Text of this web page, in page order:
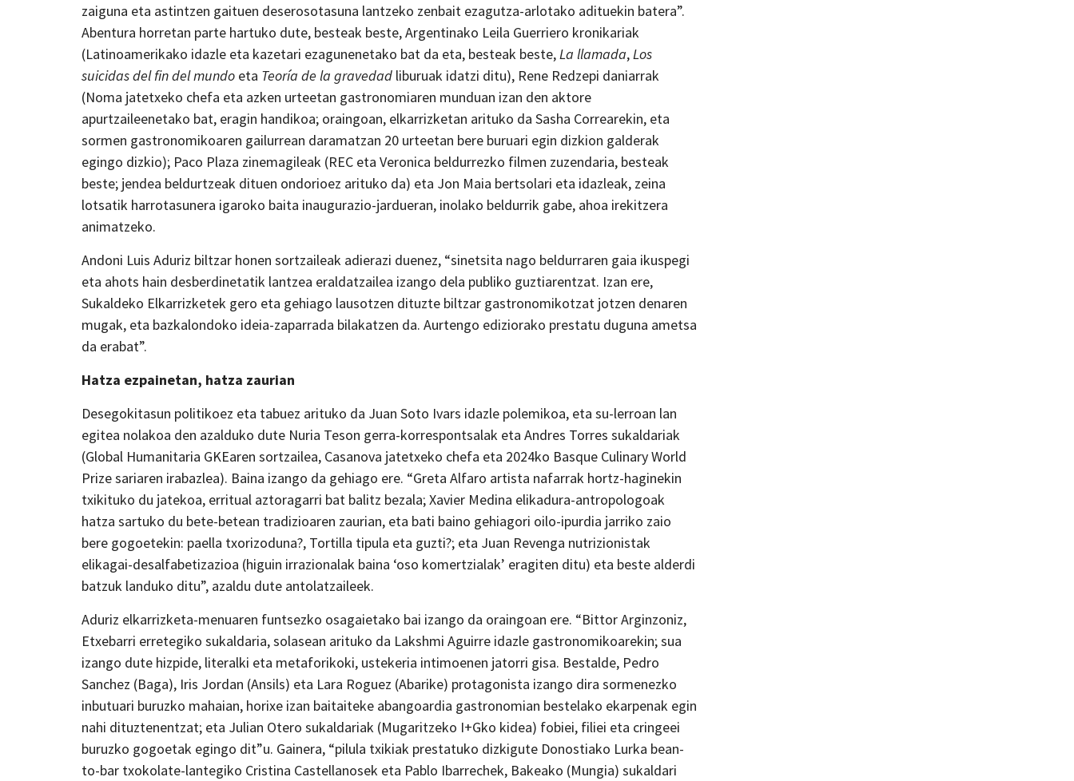
zaiguna eta astintzen gaituen deserosotasuna lantzeko zenbait ezagutza-arlotako adituekin batera”.
Abentura horretan parte hartuko dute, besteak beste, Argentinako Leila Guerriero kronikariak
(Latinoamerikako idazle eta kazetari ezagunenetako bat da eta, besteak beste,La llamada,Los
suicidas del fin del mundo eta Teoría de la gravedad liburuak idatzi ditu), Rene Redzepi daniarrak
(Noma jatetxeko chefa eta azken urteetan gastronomiaren munduan izan den aktore
apurtzaileenetako bat, eragin handikoa; oraingoan, elkarrizketan arituko da Sasha Correarekin, eta
sormen gastronomikoaren gailurrean daramatzan 20 urteetan bere buruari egin dizkion galderak
egingo dizkio); Paco Plaza zinemagileak (REC eta Veronica beldurrezko filmen zuzendaria, besteak
beste; jendea beldurtzeak dituen ondorioez arituko da) eta Jon Maia bertsolari eta idazleak, zeina
lotsatik harrotasunera igaroko baita inaugurazio-jardueran, inolako beldurrik gabe, ahoa irekitzera
animatzeko.
Andoni Luis Aduriz biltzar honen sortzaileak adierazi duenez, “sinetsita nago beldurraren gaia ikuspegi
eta ahots hain desberdinetatik lantzea eraldatzailea izango dela publiko guztiarentzat. Izan ere,
Sukaldeko Elkarrizketek gero eta gehiago lausotzen dituzte biltzar gastronomikotzat jotzen denaren
mugak, eta bazkalondoko ideia-zaparrada bilakatzen da. Aurtengo ediziorako prestatu duguna ametsa
da erabat”.
Hatza ezpainetan, hatza zaurian
Desegokitasun politikoez eta tabuez arituko da Juan Soto Ivars idazle polemikoa, eta su-lerroan lan
egitea nolakoa den azalduko dute Nuria Teson gerra-korrespontsalak eta Andres Torres sukaldariak
(Global Humanitaria GKEaren sortzailea, Casanova jatetxeko chefa eta 2024ko Basque Culinary World
Prize sariaren irabazlea). Baina izango da gehiago ere. “Greta Alfaro artista nafarrak hortz-haginekin
txikituko du jatekoa, erritual aztoragarri bat balitz bezala; Xavier Medina elikadura-antropologoak
hatza sartuko du bete-betean tradizioaren zaurian, eta bati baino gehiagori oilo-ipurdia jarriko zaio
bere gogoetekin: paella txorizoduna?, Tortilla tipula eta guzti?; eta Juan Revenga nutrizionistak
elikagai-desalfabetizazioa (higuin irrazionalak baina ‘oso komertzialak’ eragiten ditu) eta beste alderdi
batzuk landuko ditu”, azaldu dute antolatzaileek.
Aduriz elkarrizketa-menuaren funtsezko osagaietako bai izango da oraingoan ere. “Bittor Arginzoniz,
Etxebarri erretegiko sukaldaria, solasean arituko da Lakshmi Aguirre idazle gastronomikoarekin; sua
izango dute hizpide, literalki eta metaforikoki, ustekeria intimoenen jatorri gisa. Bestalde, Pedro
Sanchez (Baga), Iris Jordan (Ansils) eta Lara Roguez (Abarike) protagonista izango dira sormenezko
inbutuari buruzko mahaian, horixe izan baitaiteke abangoardia gastronomian bestelako ekarpenak egin
nahi dituztenentzat; eta Julian Otero sukaldariak (Mugaritzeko I+Gko kidea) fobiei, filiei eta cringeei
buruzko gogoetak egingo dit”u. Gainera, “pilula txikiak prestatuko dizkigute Donostiako Lurka bean-
to-bar txokolate-lantegiko Cristina Castellanosek eta Pablo Ibarrechek, Bakeako (Mungia) sukaldari